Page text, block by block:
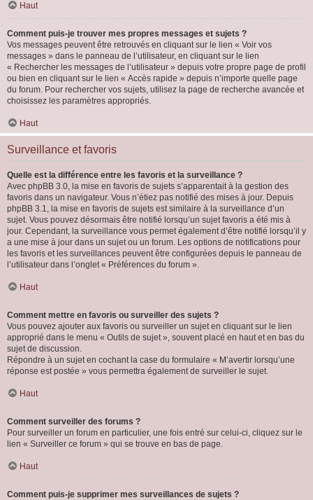
Haut
Comment puis-je trouver mes propres messages et sujets ?
Vos messages peuvent être retrouvés en cliquant sur le lien « Voir vos
messages » dans le panneau de l’utilisateur, en cliquant sur le lien
« Rechercher les messages de l’utilisateur » depuis votre propre page de profil
ou bien en cliquant sur le lien « Accès rapide » depuis n’importe quelle page
du forum. Pour rechercher vos sujets, utilisez la page de recherche avancée et
choisissez les paramètres appropriés.
Haut
Surveillance et favoris
Quelle est la différence entre les favoris et la surveillance ?
Avec phpBB 3.0, la mise en favoris de sujets s’apparentait à la gestion des
favoris dans un navigateur. Vous n’étiez pas notifié des mises à jour. Depuis
phpBB 3.1, la mise en favoris de sujets est similaire à la surveillance d’un
sujet. Vous pouvez désormais être notifié lorsqu’un sujet favoris a été mis à
jour. Cependant, la surveillance vous permet également d’être notifié lorsqu’il y
a une mise à jour dans un sujet ou un forum. Les options de notifications pour
les favoris et les surveillances peuvent être configurées depuis le panneau de
l’utilisateur dans l’onglet « Préférences du forum ».
Haut
Comment mettre en favoris ou surveiller des sujets ?
Vous pouvez ajouter aux favoris ou surveiller un sujet en cliquant sur le lien
approprié dans le menu « Outils de sujet », souvent placé en haut et en bas du
sujet de discussion.
Répondre à un sujet en cochant la case du formulaire « M’avertir lorsqu’une
réponse est postée » vous permettra également de surveiller le sujet.
Haut
Comment surveiller des forums ?
Pour surveiller un forum en particulier, une fois entré sur celui-ci, cliquez sur le
lien « Surveiller ce forum » qui se trouve en bas de page.
Haut
Comment puis-je supprimer mes surveillances de sujets ?